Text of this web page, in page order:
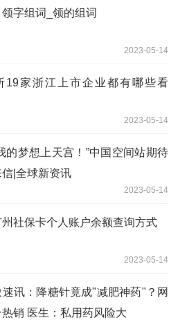
字组词_领的组词
2023-05-14
19家浙江上市企业都有哪些看
2023-05-14
的梦想上天宫！”中国空间站期待
|全球新资讯
2023-05-14
州社保卡个人账户余额查询方式
2023-05-14
讯：降糖针竟成"减肥神药"？网
销 医生：私用药风险大